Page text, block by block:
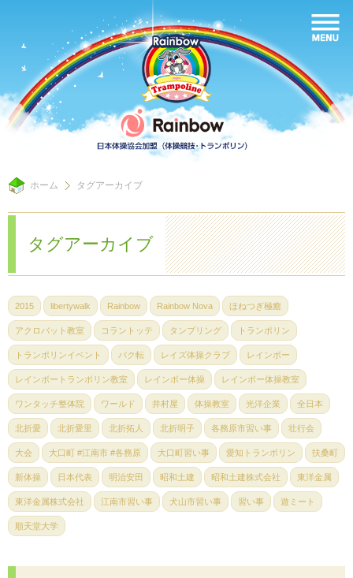
ホーム タグアーカイブ
タグアーカイブ
2015 libertywalk Rainbow Rainbow Nova ほねつぎ極癒
アクロバット教室 コラントッテ タンブリング トランポリン
トランポリンイベント バク転 レイズ体操クラブ レインボー
レインボートランポリン教室 レインボー体操 レインボー体操教室
ワンタッチ整体院 ワールド 井村屋 体操教室 光洋企業 全日本
北折愛 北折愛里 北折拓人 北折明子 各務原市習い事 壮行会
大会 大口町 #江南市 #各務原 大口町習い事 愛知トランポリン 扶桑町
新体操 日本代表 明治安田 昭和土建 昭和土建株式会社 東洋金属
東洋金属株式会社 江南市習い事 犬山市習い事 習い事 遊ミート
順天堂大学